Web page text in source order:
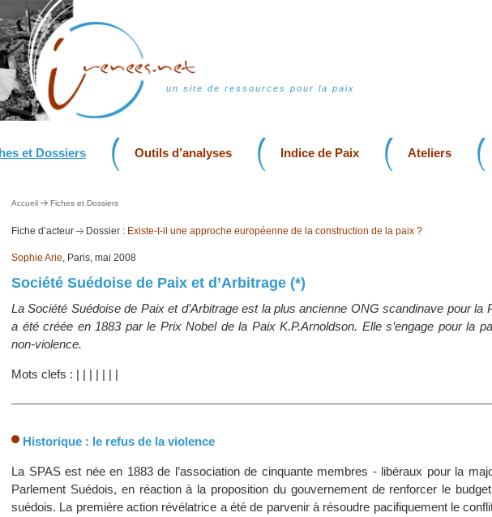
un site de ressources pour la paix
et Dossiers Outils d’analyses Indice de Paix Ateliers
Accueil Fiches et Dossiers
Fiche d’acteur Dossier : Existe-t-il une approche européenne de la construction de la paix ?
Sophie Arie, Paris, mai 2008
Société Suédoise de Paix et d’Arbitrage (*)
La Société Suédoise de Paix et d’Arbitrage est la plus ancienne ONG scandinave pour la
a été créée en 1883 par le Prix Nobel de la Paix K.P.Arnoldson. Elle s’engage pour la
non-violence.
Mots clefs : | | | | | | |
Historique : le refus de la violence
La SPAS est née en 1883 de l’association de cinquante membres - libéraux pour la
Parlement Suédois, en réaction à la proposition du gouvernement de renforcer le
suédois. La première action révélatrice a été de parvenir à résoudre pacifiquement le